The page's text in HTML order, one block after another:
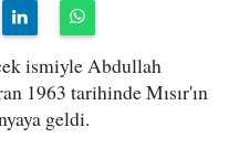
ismiyle Abdullah
1963 tarihinde Mısır'ın
geldi.